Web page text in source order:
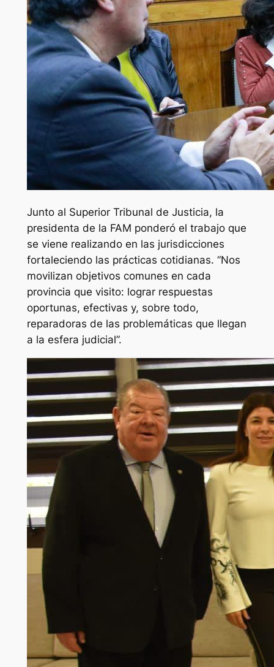
Junto al Superior Tribunal de Justicia, la
presidenta de la FAM ponderó el trabajo que
se viene realizando en las jurisdicciones
fortaleciendo las prácticas cotidianas. “Nos
movilizan objetivos comunes en cada
provincia que visito: lograr respuestas
oportunas, efectivas y, sobre todo,
reparadoras de las problemáticas que llegan
a la esfera judicial”.